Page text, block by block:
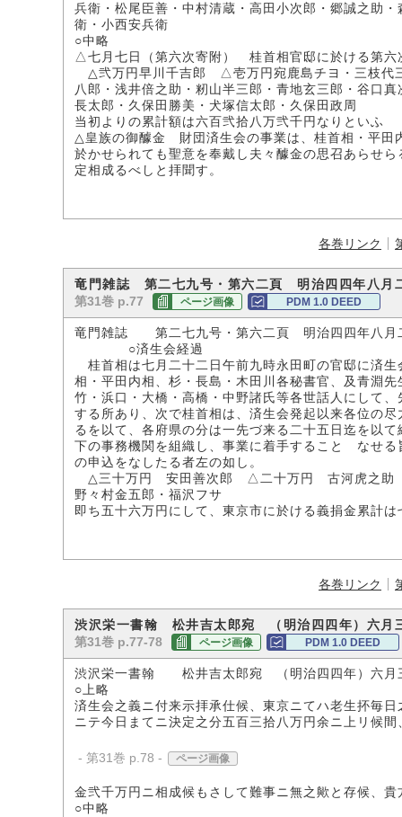
兵衛・松尾臣善・中村清蔵・高田小次郎・郷誠之助
衛・小西安兵衛
○中略
△七月七日（第六次寄附） 桂首相官邸に於ける第六
△弐万円早川千吉郎 △壱万円宛鹿島チヨ・三枝代
八郎・浅井倍之助・籾山半三郎・青地玄三郎・谷口
長太郎・久保田勝美・犬塚信太郎・久保田政周
当初よりの累計額は六百弐拾八万弐千円なりといふ
△皇族の御醵金 財団済生会の事業は、桂首相・平田
於かせられても聖意を奉戴し夫々醵金の思召あらせ
定相成るべしと拝聞す。
各巻リンク
竜門雑誌 第二七九号・第六二頁 明治四四年八月
第31巻 p.77 ページ画像 PDM 1.0 DEED
竜門雑誌 第二七九号・第六二頁 明治四四年八月
○済生会経過
桂首相は七月二十二日午前九時永田町の官邸に済
相・平田内相、杉・長島・木田川各秘書官、及青淵
竹・浜口・大橋・高橋・中野諸氏等各世話人にして
する所あり、次で桂首相は、済生会発起以来各位の
るを以て、各府県の分は一先づ来る二十五日迄を以
下の事務機関を組織し、事業に着手することゝなせ
の申込をなしたる者左の如し。
△三十万円 安田善次郎 △二十万円 古河虎之助
野々村金五郎・福沢フサ
即ち五十六万円にして、東京市に於ける義捐金累計
各巻リンク
渋沢栄一書翰 松井吉太郎宛 （明治四四年）六月
第31巻 p.77-78 ページ画像 PDM 1.0 DEED
渋沢栄一書翰 松井吉太郎宛 （明治四四年）六
○上略
済生会之義ニ付来示拝承仕候、東京ニてハ老生抔毎
ニテ今日まてニ決定之分五百三拾八万円余ニ上リ候
- 第31巻 p.78 - ページ画像
金弐千万円ニ相成候もさして難事ニ無之歟と存候、
○中略